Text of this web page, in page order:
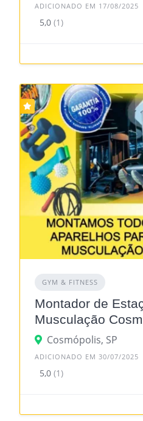
ADICIONADO EM 17/08/2025
5,0 (1)
GYM & FITNESS
Montador de
Musculação
Cosmópolis, SP
ADICIONADO EM 30/07/2025
5,0 (1)